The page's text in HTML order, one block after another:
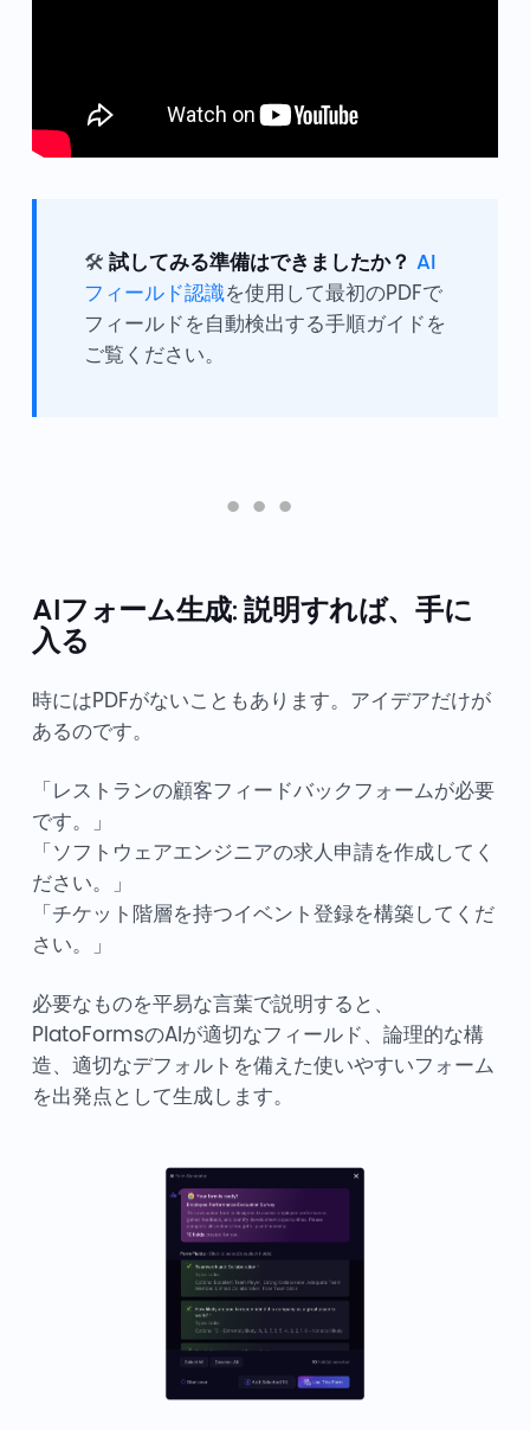
🛠️ 試してみる準備はできましたか？ AI
フィールド認識を使用して最初のPDFで
フィールドを自動検出する手順ガイドを
ご覧ください。
AIフォーム生成: 説明すれば、手に
入る
時にはPDFがないこともあります。アイデアだけが
あるのです。
「レストランの顧客フィードバックフォームが必要
です。」
「ソフトウェアエンジニアの求人申請を作成してく
ださい。」
「チケット階層を持つイベント登録を構築してくだ
さい。」
必要なものを平易な言葉で説明すると、
PlatoFormsのAIが適切なフィールド、論理的な構
造、適切なデフォルトを備えた使いやすいフォーム
を出発点として生成します。